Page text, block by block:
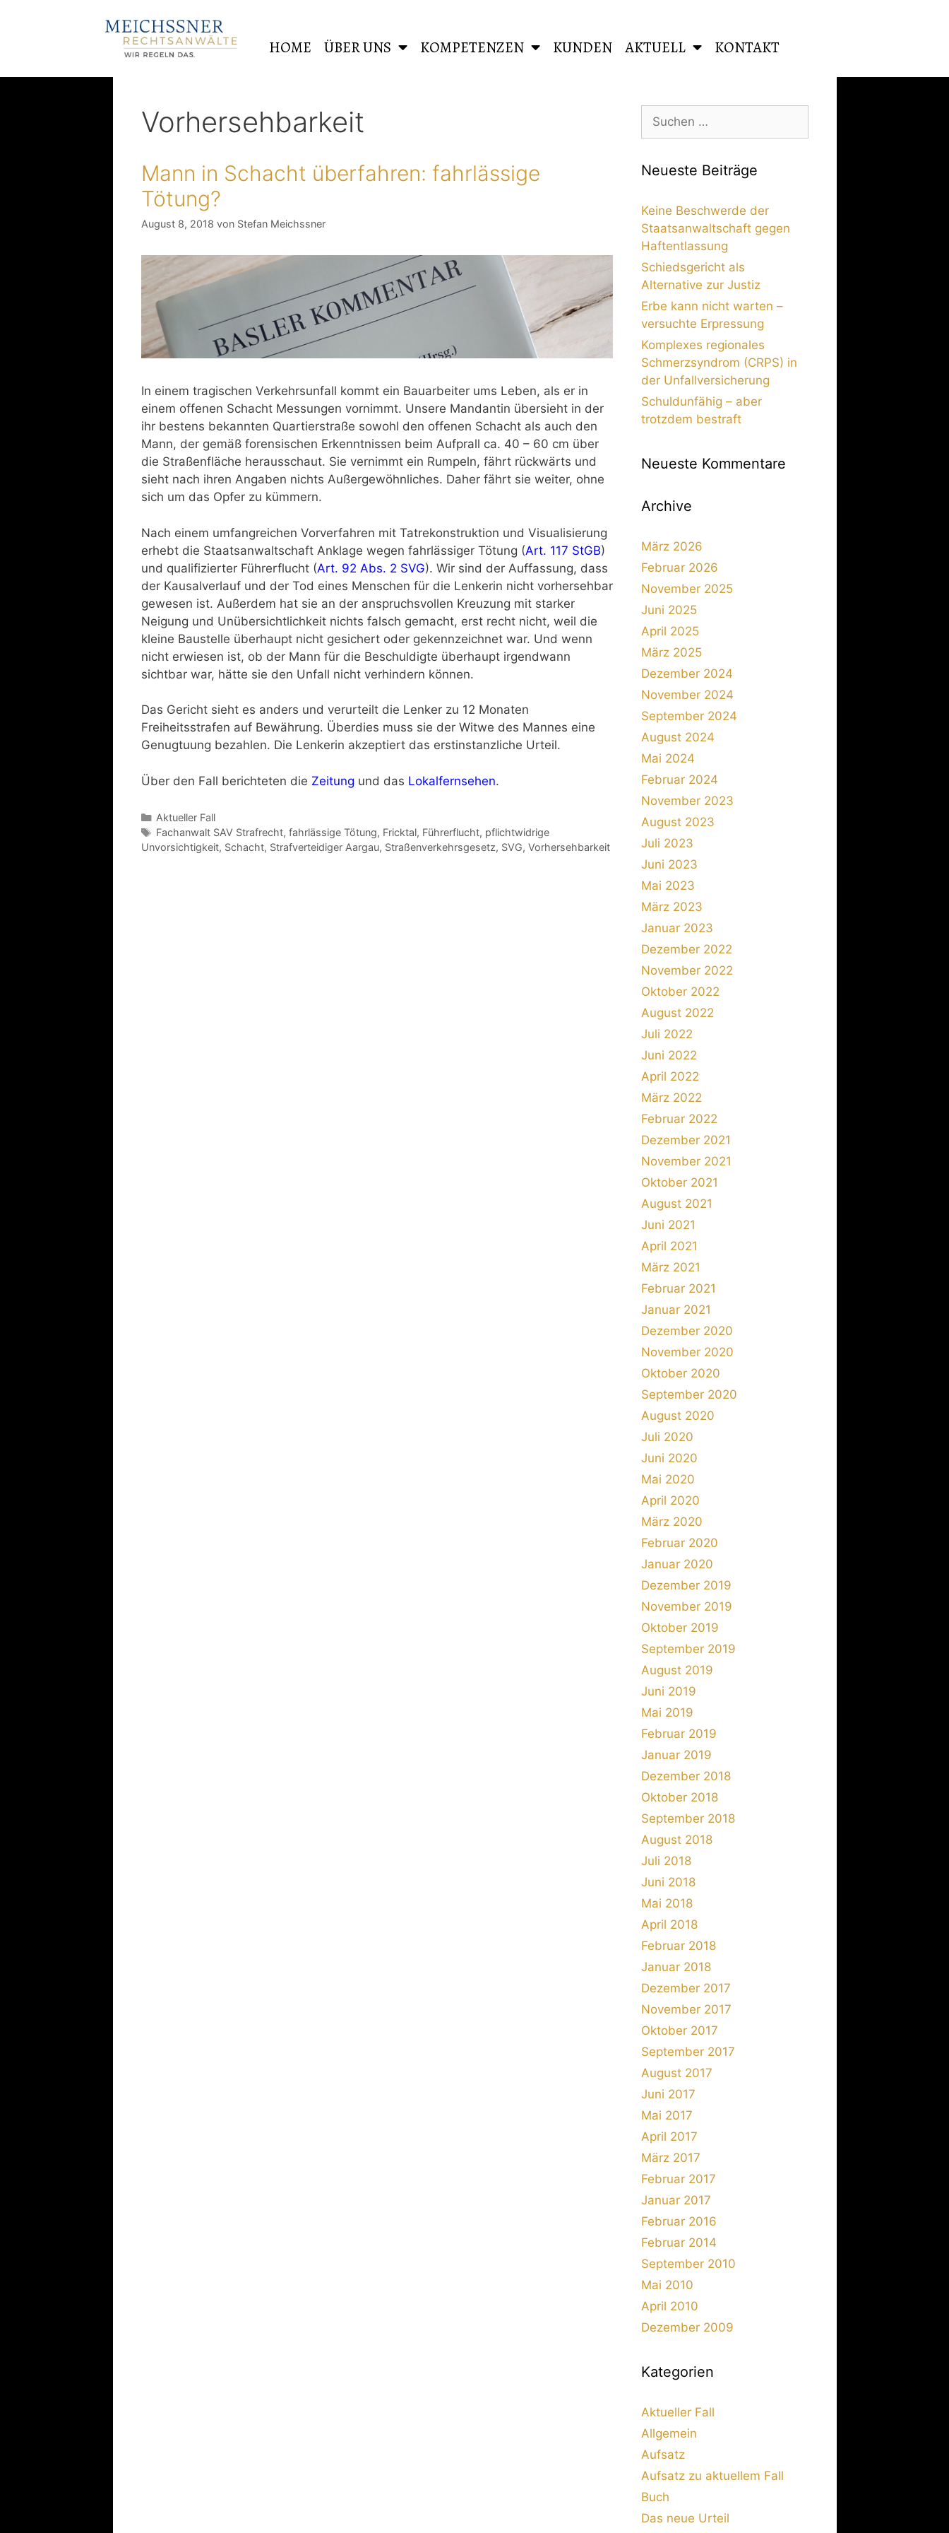
HOME ÜBER UNS KOMPETENZEN KUNDEN AKTUELL KONTAKT
Vorhersehbarkeit
Mann in Schacht überfahren: fahrlässige
Tötung?
August 8, 2018 von Stefan Meichssner
In einem tragischen Verkehrsunfall kommt ein Bauarbeiter ums Leben, als er in
einem offenen Schacht Messungen vornimmt. Unsere Mandantin übersieht in der
ihr bestens bekannten Quartierstraße sowohl den offenen Schacht als auch den
Mann, der gemäß forensischen Erkenntnissen beim Aufprall ca. 40 – 60 cm über
die Straßenfläche herausschaut. Sie vernimmt ein Rumpeln, fährt rückwärts und
sieht nach ihren Angaben nichts Außergewöhnliches. Daher fährt sie weiter, ohne
sich um das Opfer zu kümmern.
Nach einem umfangreichen Vorverfahren mit Tatrekonstruktion und Visualisierung
erhebt die Staatsanwaltschaft Anklage wegen fahrlässiger Tötung (Art. 117 StGB)
und qualifizierter Führerflucht (Art. 92 Abs. 2 SVG). Wir sind der Auffassung, dass
der Kausalverlauf und der Tod eines Menschen für die Lenkerin nicht vorhersehbar
gewesen ist. Außerdem hat sie an der anspruchsvollen Kreuzung mit starker
Neigung und Unübersichtlichkeit nichts falsch gemacht, erst recht nicht, weil die
kleine Baustelle überhaupt nicht gesichert oder gekennzeichnet war. Und wenn
nicht erwiesen ist, ob der Mann für die Beschuldigte überhaupt irgendwann
sichtbar war, hätte sie den Unfall nicht verhindern können.
Das Gericht sieht es anders und verurteilt die Lenker zu 12 Monaten
Freiheitsstrafen auf Bewährung. Überdies muss sie der Witwe des Mannes eine
Genugtuung bezahlen. Die Lenkerin akzeptiert das erstinstanzliche Urteil.
Über den Fall berichteten die Zeitung und das Lokalfernsehen.
Aktueller Fall
Fachanwalt SAV Strafrecht,fahrlässige Tötung, Fricktal, Führerflucht, pflichtwidrige
Unvorsichtigkeit, Schacht, Strafverteidiger Aargau, Straßenverkehrsgesetz, SVG, Vorhersehbarkeit
Neueste Beiträge
Keine Beschwerde der
Staatsanwaltschaft gegen
Haftentlassung
Schiedsgericht als
Alternative zur Justiz
Erbe kann nicht warten –
versuchte Erpressung
Komplexes regionales
Schmerzsyndrom (CRPS) in
der Unfallversicherung
Schuldunfähig – aber
trotzdem bestraft
Neueste Kommentare
Archive
März 2026
Februar 2026
November 2025
Juni 2025
April 2025
März 2025
Dezember 2024
November 2024
September 2024
August 2024
Mai 2024
Februar 2024
November 2023
August 2023
Juli 2023
Juni 2023
Mai 2023
März 2023
Januar 2023
Dezember 2022
November 2022
Oktober 2022
August 2022
Juli 2022
Juni 2022
April 2022
März 2022
Februar 2022
Dezember 2021
November 2021
Oktober 2021
August 2021
Juni 2021
April 2021
März 2021
Februar 2021
Januar 2021
Dezember 2020
November 2020
Oktober 2020
September 2020
August 2020
Juli 2020
Juni 2020
Mai 2020
April 2020
März 2020
Februar 2020
Januar 2020
Dezember 2019
November 2019
Oktober 2019
September 2019
August 2019
Juni 2019
Mai 2019
Februar 2019
Januar 2019
Dezember 2018
Oktober 2018
September 2018
August 2018
Juli 2018
Juni 2018
Mai 2018
April 2018
Februar 2018
Januar 2018
Dezember 2017
November 2017
Oktober 2017
September 2017
August 2017
Juni 2017
Mai 2017
April 2017
März 2017
Februar 2017
Januar 2017
Februar 2016
Februar 2014
September 2010
Mai 2010
April 2010
Dezember 2009
Kategorien
Aktueller Fall
Allgemein
Aufsatz
Aufsatz zu aktuellem Fall
Buch
Das neue Urteil